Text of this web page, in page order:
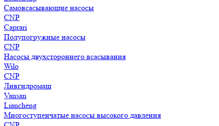
Самовсасывающие насосы
CNP
Caprari
Полупогружные насосы
CNP
Насосы двухстороннего всасывания
Wilo
CNP
Ливгидромаш
Vansan
Liancheng
Многоступенчатые насосы высокого давления